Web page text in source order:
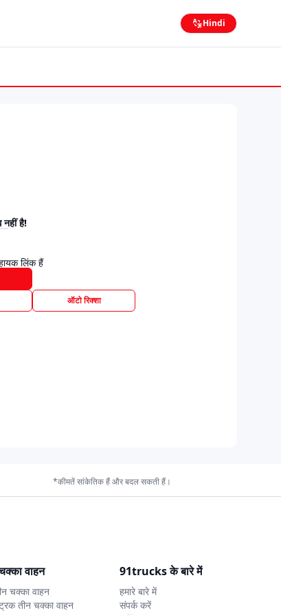
Hindi
है!
लिंक हैं
ऑटो रिक्शा
*कीमतें सांकेतिक हैं और बदल सकती हैं।
वाहन
चक्का वाहन
तीन चक्का वाहन
91trucks के बारे में
हमारे बारे में
संपर्क करें